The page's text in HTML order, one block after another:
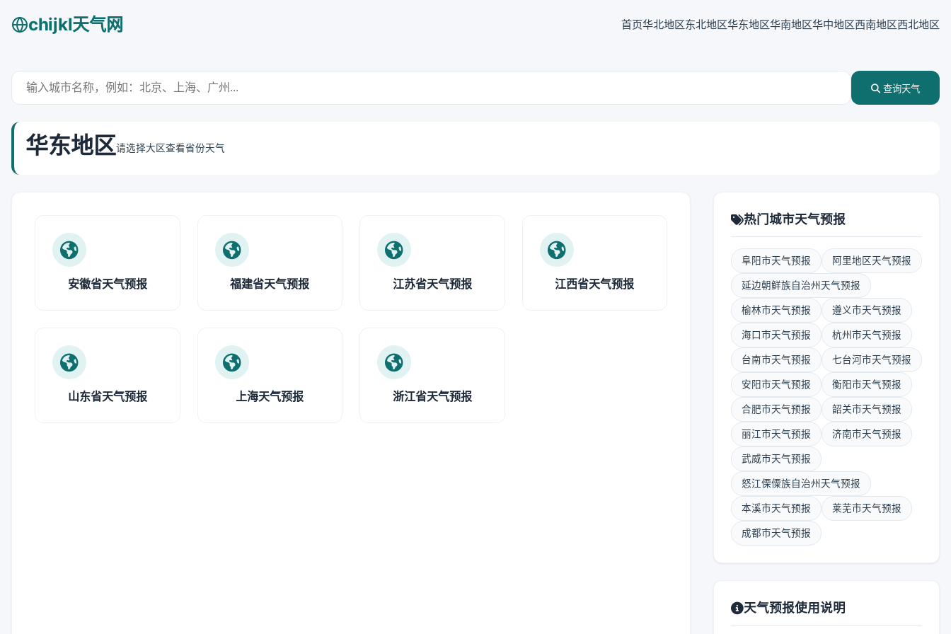
chijkl天气网 首页华北地区东北地区华东地区华南地区华中地区西南地区西北地区
查询天气
华东地区请选择大区查看省份天气
安徽省天气预报 福建省天气预报 江苏省天气预报 江西省天气预报
山东省天气预报 上海天气预报 浙江省天气预报
热门城市天气预报
阜阳市天气预报 阿里地区天气预报
延边朝鲜族自治州天气预报
榆林市天气预报 遵义市天气预报
海口市天气预报 杭州市天气预报
台南市天气预报 七台河市天气预报
安阳市天气预报 衡阳市天气预报
合肥市天气预报 韶关市天气预报
丽江市天气预报 济南市天气预报
武威市天气预报
怒江傈僳族自治州天气预报
本溪市天气预报 莱芜市天气预报
成都市天气预报
天气预报使用说明